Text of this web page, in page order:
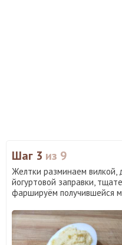
Шаг 3 из 9
Желтки разминаем вилкой,
йогуртовой заправки,
фаршируём получившейся